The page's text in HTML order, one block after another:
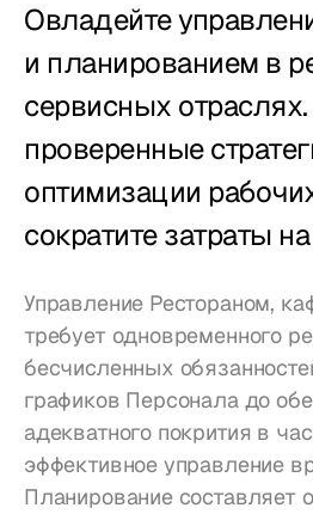
Создан для
Рестораны
Пабы
Обслуживание
Мобильное
Цены
Овладейте
и планированием в
сервисных
проверенные
оптимизации
сократите затраты
Управление Рестораном,
требует одновременного
бесчисленных
графиков Персонала до
адекватного покрития в
эффективное управление
Планирование составляет